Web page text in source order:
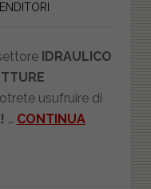
IDRAULICO
usufruire di
… CONTINUA